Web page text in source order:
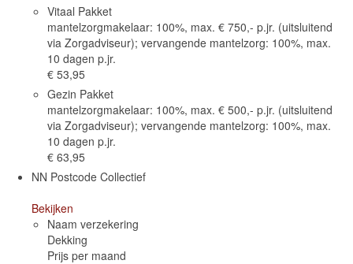
Vitaal Pakket
mantelzorgmakelaar: 100%, max. € 750,- p.jr. (uitsluitend
via Zorgadviseur); vervangende mantelzorg: 100%, max.
10 dagen p.jr.
€ 53,95
Gezin Pakket
mantelzorgmakelaar: 100%, max. € 500,- p.jr. (uitsluitend
via Zorgadviseur); vervangende mantelzorg: 100%, max.
10 dagen p.jr.
€ 63,95
NN Postcode Collectief
Bekijken
Naam verzekering
Dekking
Prijs per maand